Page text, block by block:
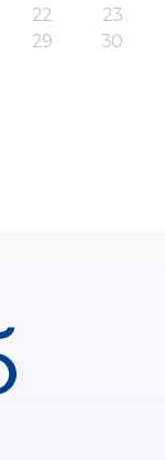
22
23
29
30